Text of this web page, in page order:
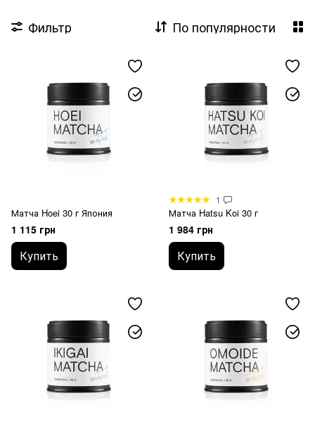
Фильтр По популярности
Матча Hoei 30 г Япония
1 115 грн
Купить
1
Матча Hatsu Koi 30 г
1 984 грн
Купить